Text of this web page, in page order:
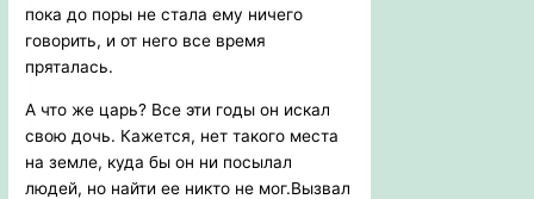
пока до поры не стала ему ничего
говорить, и от него все время
пряталась.
А что же царь? Все эти годы он искал
свою дочь. Кажется, нет такого места
на земле, куда бы он ни посылал
людей, но найти ее никто не мог.Вызвал